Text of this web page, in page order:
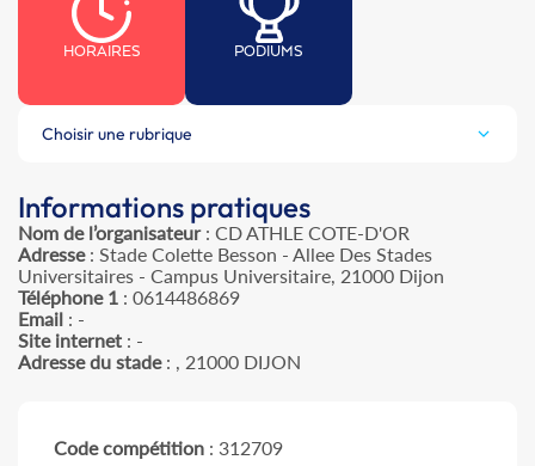
HORAIRES PODIUMS
Choisir une rubrique
Informations pratiques
Nom de l’organisateur: CD ATHLE COTE-D'OR
Adresse: Stade Colette Besson - Allee Des Stades
Universitaires - Campus Universitaire, 21000 Dijon
Téléphone 1 : 0614486869
Email : -
Site internet : -
Adresse du stade: , 21000 DIJON
Code compétition : 312709